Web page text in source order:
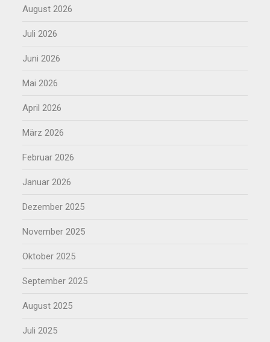
August 2026
Juli 2026
Juni 2026
Mai 2026
April 2026
März 2026
Februar 2026
Januar 2026
Dezember 2025
November 2025
Oktober 2025
September 2025
August 2025
Juli 2025